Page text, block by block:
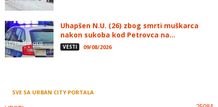
Uhapšen N.U. (26) zbog smrti muškarca
nakon sukoba kod Petrovca na...
VESTI 09/08/2026
SVE SA URBAN CITY PORTALA